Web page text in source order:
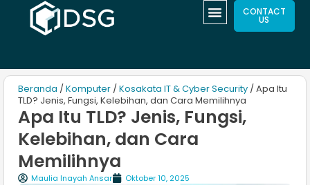
CONTACT
US
Beranda / Komputer / Kosakata IT & Cyber Security / Apa Itu
TLD? Jenis, Fungsi, Kelebihan, dan Cara Memilihnya
Apa Itu TLD? Jenis, Fungsi,
Kelebihan, dan Cara
Memilihnya
Maulia Inayah Ansar Oktober 10, 2025